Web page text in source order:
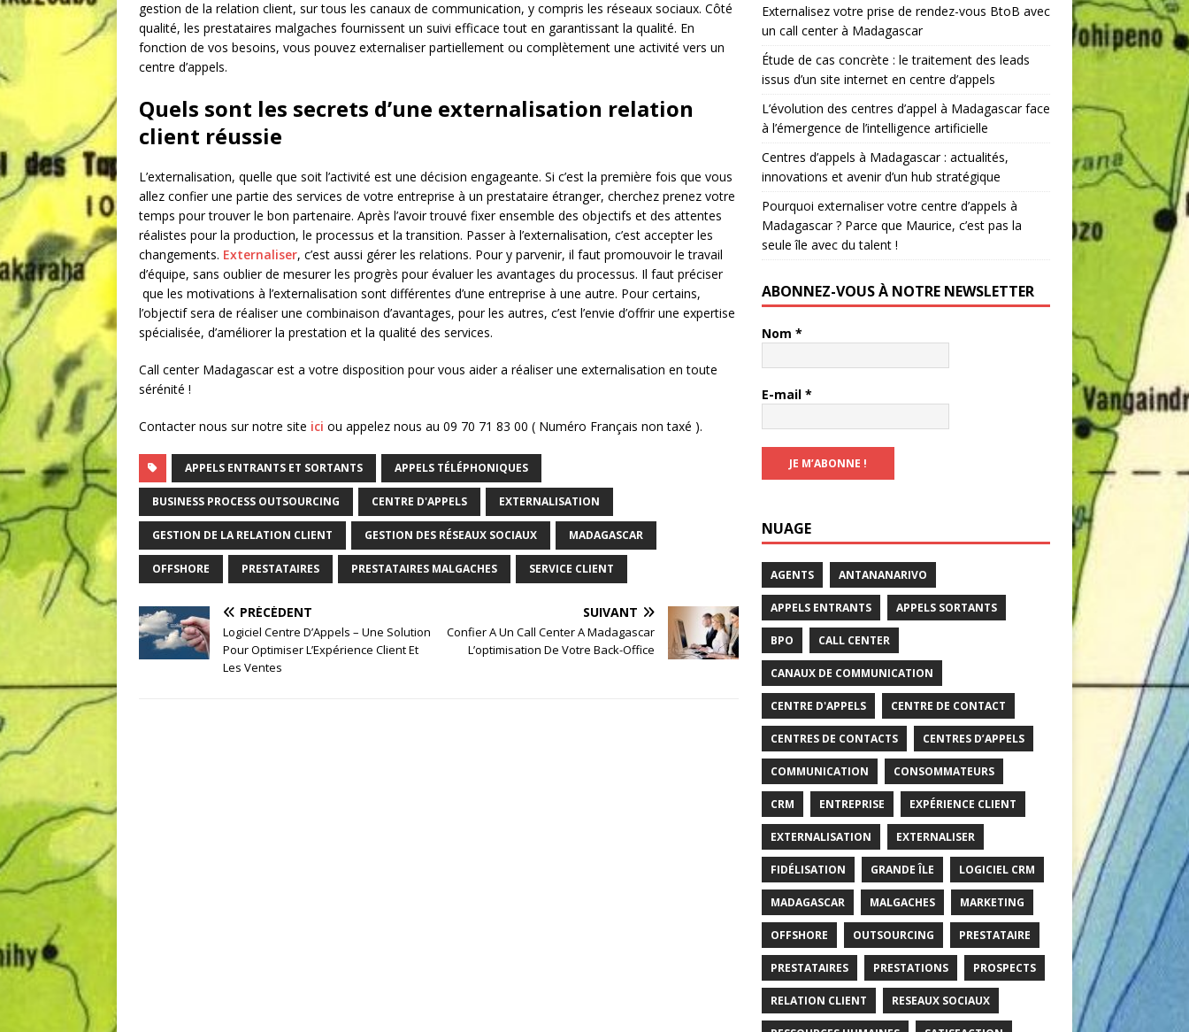
gestion de la relation client, sur tous les canaux de communication, y compris les réseaux sociaux. Côté
qualité, les prestataires malgaches fournissent un suivi efficace tout en garantissant la qualité. En
fonction de vos besoins, vous pouvez externaliser partiellement ou complètement une activité vers un
centre d’appels.
Quels sont les secrets d’une externalisation relation
client réussie
L’externalisation, quelle que soit l’activité est une décision engageante. Si c’est la première fois que vous
allez confier une partie des services de votre entreprise à un prestataire étranger, cherchez prenez votre
temps pour trouver le bon partenaire. Après l’avoir trouvé fixer ensemble des objectifs et des attentes
réalistes pour la production, le processus et la transition. Passer à l’externalisation, c’est accepter les
changements. Externaliser, c’est aussi gérer les relations. Pour y parvenir, il faut promouvoir le travail
d’équipe, sans oublier de mesurer les progrès pour évaluer les avantages du processus. Il faut préciser
que les motivations à l’externalisation sont différentes d’une entreprise à une autre. Pour certains,
l’objectif sera de réaliser une combinaison d’avantages, pour les autres, c’est l’envie d’offrir une expertise
spécialisée, d’améliorer la prestation et la qualité des services.
Call center Madagascar est a votre disposition pour vous aider a réaliser une externalisation en toute
sérénité !
Contacter nous sur notre site ici ou appelez nous au 09 70 71 83 00 ( Numéro Français non taxé ).
APPELS ENTRANTS ET SORTANTS APPELS TÉLÉPHONIQUES
BUSINESS PROCESS OUTSOURCING CENTRE D'APPELS EXTERNALISATION
GESTION DE LA RELATION CLIENT GESTION DES RÉSEAUX SOCIAUX MADAGASCAR
OFFSHORE PRESTATAIRES PRESTATAIRES MALGACHES SERVICE CLIENT
PRÉCÉDENT
Logiciel Centre D’Appels – Une Solution
Pour Optimiser L’Expérience Client Et
Les Ventes
SUIVANT
Confier A Un Call Center A Madagascar
L’optimisation De Votre Back-Office
Externalisez votre prise de rendez-vous BtoB avec
un call center à Madagascar
Étude de cas concrète : le traitement des leads
issus d’un site internet en centre d’appels
L’évolution des centres d’appel à Madagascar face
à l’émergence de l’intelligence artificielle
Centres d’appels à Madagascar : actualités,
innovations et avenir d’un hub stratégique
Pourquoi externaliser votre centre d’appels à
Madagascar ? Parce que Maurice, c’est pas la
seule île avec du talent !
ABONNEZ-VOUS À NOTRE NEWSLETTER
Nom *
E-mail *
NUAGE
AGENTS ANTANANARIVO
APPELS ENTRANTS APPELS SORTANTS
BPO CALL CENTER
CANAUX DE COMMUNICATION
CENTRE D'APPELS CENTRE DE CONTACT
CENTRES DE CONTACTS CENTRES D’APPELS
COMMUNICATION CONSOMMATEURS
CRM ENTREPRISE EXPÉRIENCE CLIENT
EXTERNALISATION EXTERNALISER
FIDÉLISATION GRANDE ÎLE LOGICIEL CRM
MADAGASCAR MALGACHES MARKETING
OFFSHORE OUTSOURCING PRESTATAIRE
PRESTATAIRES PRESTATIONS PROSPECTS
RELATION CLIENT RESEAUX SOCIAUX